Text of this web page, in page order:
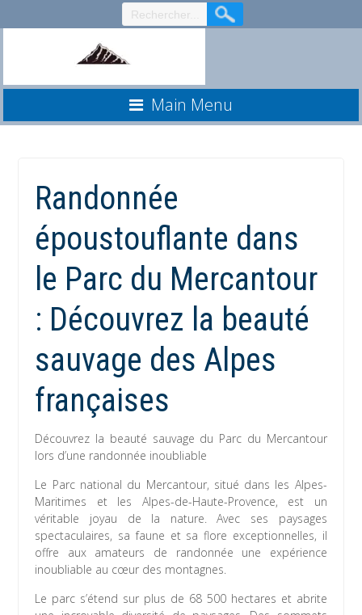
au
Main Menu
Randonnée
époustouflante dans
le Parc du Mercantour
: Découvrez la beauté
sauvage des Alpes
françaises
Découvrez la beauté sauvage du Parc du Mercantour
lors d’une randonnée inoubliable
Le Parc national du Mercantour, situé dans les Alpes-
Maritimes et les Alpes-de-Haute-Provence, est un
véritable joyau de la nature. Avec ses paysages
spectaculaires, sa faune et sa flore exceptionnelles, il
offre aux amateurs de randonnée une expérience
inoubliable au cœur des montagnes.
Le parc s’étend sur plus de 68 500 hectares et abrite